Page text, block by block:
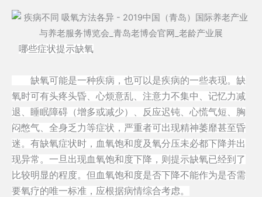
哪些症状提示缺氧
缺氧可能是一种疾病，也可以是疾病的一些表现。缺
氧时可有头疼头昏、心烦意乱、注意力不集中、记忆力减
退、睡眠障碍（增多或减少）、反应迟钝、心慌气短、胸
闷憋气、全身乏力等症状，严重者可出现精神萎靡甚至昏
迷。有缺氧症状时，血氧饱和度及氧分压未必都下降并出
现异常。一旦出现血氧饱和度下降，则提示缺氧已经到了
比较明显的程度。但血氧饱和度是否下降不能作为是否需
要氧疗的唯一标准，应根据病情综合考虑。